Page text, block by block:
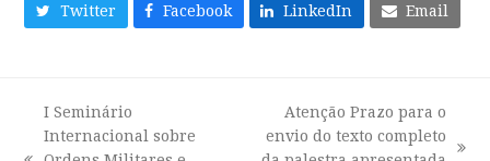
Twitter Facebook LinkedIn Email
I Seminário
Internacional sobre
Atenção Prazo para o
envio do texto completo